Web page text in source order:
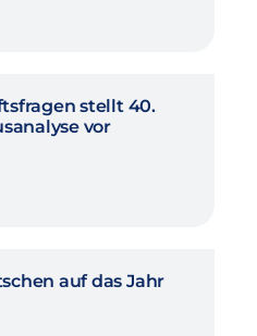
stellt 40.
vor
auf das Jahr